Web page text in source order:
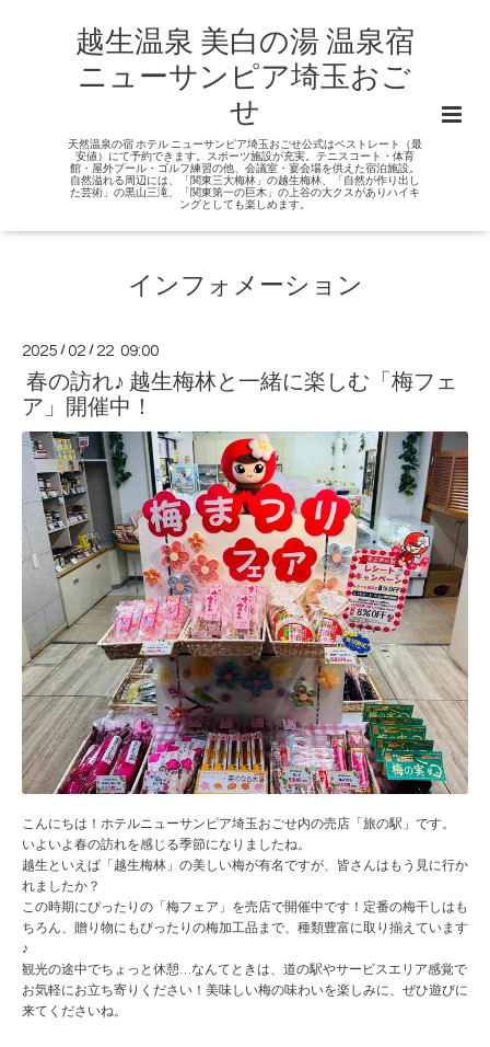
越生温泉 美白の湯 温泉宿
ニューサンピア埼玉おご
せ
天然温泉の宿 ホテル ニューサンピア埼玉おごせ公式はベストレート（最
安値）にて予約できます。スポーツ施設が充実。テニスコート・体育
館・屋外プール・ゴルフ練習の他、会議室・宴会場を供えた宿泊施設。
自然溢れる周辺には、「関東三大梅林」の越生梅林、「自然が作り出し
た芸術」の黒山三滝、「関東第一の巨木」の上谷の大クスがありハイキ
ングとしても楽しめます。
インフォメーション
2025 /02 / 22 09:00
春の訪れ♪ 越生梅林と一緒に楽しむ「梅フェ
ア」開催中！
こんにちは！ホテルニューサンピア埼玉おごせ内の売店「旅の駅」です。
いよいよ春の訪れを感じる季節になりましたね。
越生といえば「越生梅林」の美しい梅が有名ですが、皆さんはもう見に行か
れましたか？
この時期にぴったりの「梅フェア」を売店で開催中です！定番の梅干しはも
ちろん、贈り物にもぴったりの梅加工品まで、種類豊富に取り揃えています
♪
観光の途中でちょっと休憩…なんてときは、道の駅やサービスエリア感覚で
お気軽にお立ち寄りください！美味しい梅の味わいを楽しみに、ぜひ遊びに
来てくださいね。